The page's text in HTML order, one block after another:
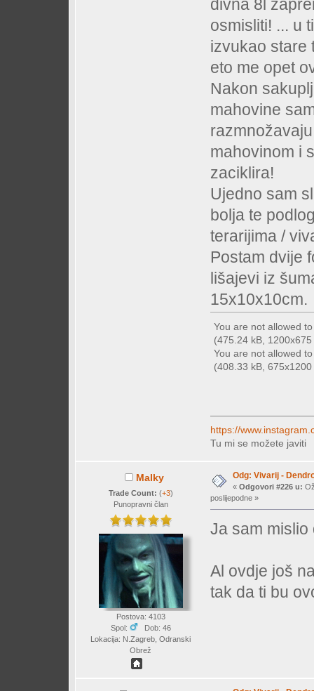
divna 8l
osmisliti! ... u
izvukao stare
eto me opet
Nakon
mahovine
mahovinom i
zaciklira!
Ujedno sam
bolja te
terarijima /
Postam dvije
lišajevi iz
15x10x10cm.
You are not allowed
(475.24 kB,
You are not allowed
(408.33 kB,
https://
Tu mi se možete javiti
Malky
Trade Count: (+3)
Punopravni član
Postova: 4103
Spol:
Dob: 46
Lokacija: N.Zagreb, Odranski
Obrež
Odg: Vivarij -
« Odgovori #226 u:
poslijepodne »
Ja sam mislio
Al ovdje još
tak da ti bu